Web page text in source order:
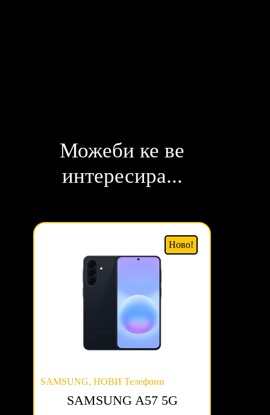
Можеби ке ве
интересира...
Ново!
SAMSUNG, НОВИ Телефони
SAMSUNG A57 5G